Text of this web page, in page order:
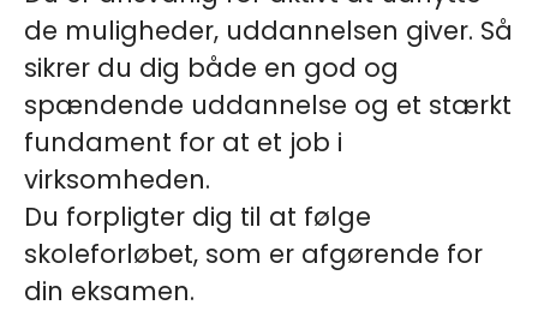
de muligheder, uddannelsen giver. Så
sikrer du dig både en god og
spændende uddannelse og et stærkt
fundament for at et job i
virksomheden.
Du forpligter dig til at følge
skoleforløbet, som er afgørende for
din eksamen.